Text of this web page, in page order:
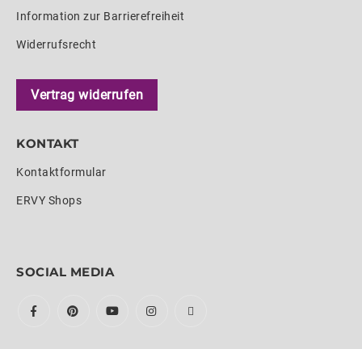
Information zur Barrierefreiheit
Widerrufsrecht
Vertrag widerrufen
KONTAKT
Kontaktformular
ERVY Shops
SOCIAL MEDIA